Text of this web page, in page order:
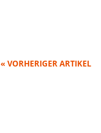
« VORHERIGER ARTIKEL